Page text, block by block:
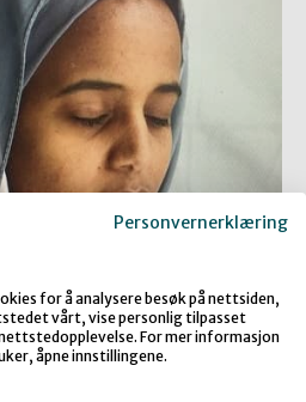
Personvernerklæring
for å analysere besøk på nettsiden,
vårt, vise personlig tilpasset
For mer informasjon
åpne innstillingene.